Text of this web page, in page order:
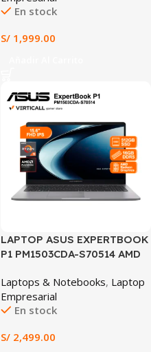
(X1504VA-BQ4454W)
En stock
S/ 1,999.00
LAPTOP ASUS EXPERTBOOK
P1 PM1503CDA-S70514 AMD
512GB SSD AMD RADEON
GRAPHICS 15.6″ FHD IPS
(PM1503CDA-S70514) +
Laptops & Notebooks, Laptop
Empresarial
En stock
S/ 2,499.00